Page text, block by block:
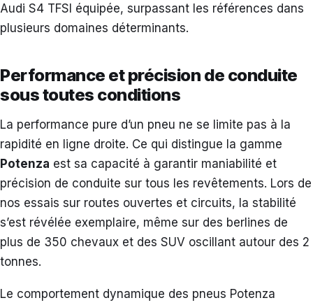
Audi S4 TFSI équipée, surpassant les références dans
plusieurs domaines déterminants.
Performance et précision de conduite
sous toutes conditions
La performance pure d’un pneu ne se limite pas à la
rapidité en ligne droite. Ce qui distingue la gamme
Potenza est sa capacité à garantir maniabilité et
précision de conduite sur tous les revêtements. Lors de
nos essais sur routes ouvertes et circuits, la stabilité
s’est révélée exemplaire, même sur des berlines de
plus de 350 chevaux et des SUV oscillant autour des 2
tonnes.
Le comportement dynamique des pneus Potenza